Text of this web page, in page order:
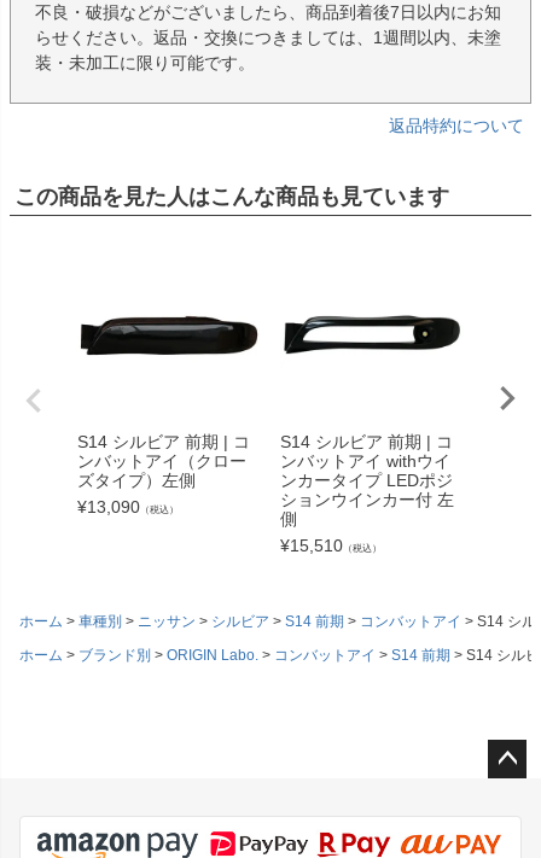
不良・破損などがございましたら、商品到着後7日以内にお知
らせください。返品・交換につきましては、1週間以内、未塗
装・未加工に限り可能です。
返品特約について
この商品を見た人はこんな商品も見ています
S14 シルビア 前期 | コ
ンバットアイ（クロー
ズタイプ）左側
¥13,090 （税込）
S14 シルビア 前期 | コ
ンバットアイ withウイ
ンカータイプ LEDポジ
ションウインカー付 左
側
¥15,510 （税込）
ホーム 車種別 ニッサン シルビア S14 前期 コンバットアイ
S14 シル
ホーム
ブランド別 ORIGIN Labo. コンバットアイ S14 前期 S14 シル
ジト
ップ